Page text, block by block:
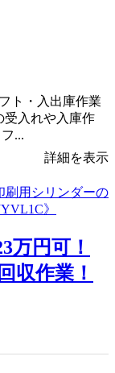
ト・入出庫作業
入れや入庫作
...
詳細を表示
万円可！
収作業！